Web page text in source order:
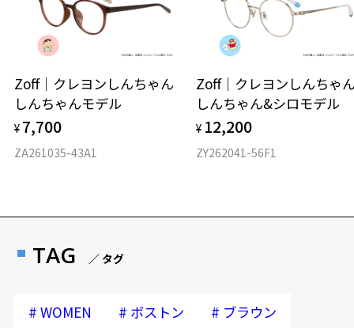
Zoff｜クレヨンしんちゃん
しんちゃんモデル
¥ 7,700
ZA261035-43A1
Zoff｜クレヨンしんち
しんちゃん&シロモデル
¥ 12,200
ZY262041-56F1
TAG ／ タグ
# WOMEN # ボストン # ブラウン